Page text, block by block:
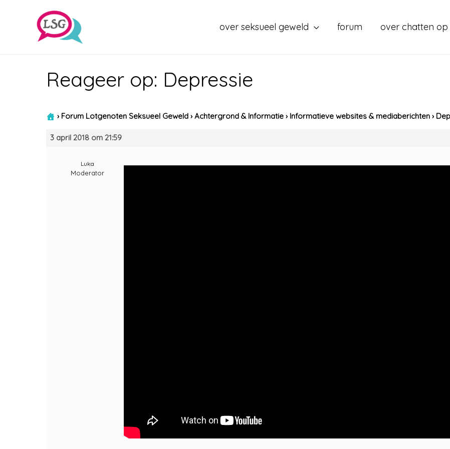
over seksueel geweld forum over chatten op
Reageer op: Depressie
› Forum Lotgenoten Seksueel Geweld › Achtergrond & Informatie › Informatieve websites & mediaberichten ›
3 april 2018 om 21:59
Luka
Moderator